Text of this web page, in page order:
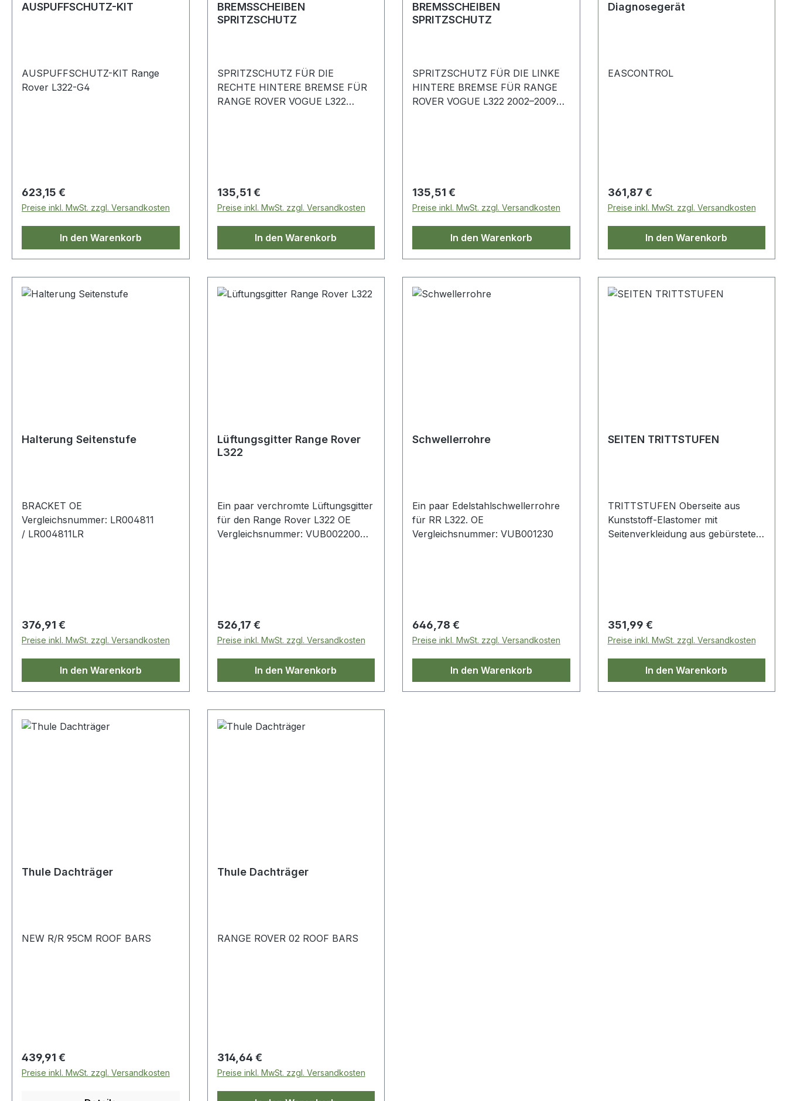
AUSPUFFSCHUTZ-KIT
AUSPUFFSCHUTZ-KIT Range
Rover L322-G4
Regulärer Preis:
623,15 €
Preise inkl. MwSt. zzgl. Versandkosten
In den Warenkorb
BREMSSCHEIBEN
SPRITZSCHUTZ
SPRITZSCHUTZ FÜR DIE
RECHTE HINTERE BREMSE FÜR
RANGE ROVER VOGUE L322
Regulärer Preis:
135,51 €
Preise inkl. MwSt. zzgl. Versandkosten
In den Warenkorb
BREMSSCHEIBEN
SPRITZSCHUTZ
SPRITZSCHUTZ FÜR DIE LINKE
HINTERE BREMSE FÜR RANGE
ROVER VOGUE L322 2002–2009
Regulärer Preis:
135,51 €
Preise inkl. MwSt. zzgl. Versandkosten
In den Warenkorb
Diagnosegerät
EASCONTROL
Regulärer Preis:
361,87 €
Preise inkl. MwSt. zzgl. Versandkosten
In den Warenkorb
Halterung Seitenstufe
BRACKET OE
Vergleichsnummer: LR004811
/ LR004811LR
Regulärer Preis:
376,91 €
Preise inkl. MwSt. zzgl. Versandkosten
In den Warenkorb
Lüftungsgitter Range Rover
L322
Ein paar verchromte Lüftungsgitter
für den Range Rover L322 OE
Vergleichsnummer: VUB002200M
Regulärer Preis:
526,17 €
Preise inkl. MwSt. zzgl. Versandkosten
In den Warenkorb
Schwellerrohre
Ein paar Edelstahlschwellerrohre
für RR L322. OE
Vergleichsnummer: VUB001230
Regulärer Preis:
646,78 €
Preise inkl. MwSt. zzgl. Versandkosten
In den Warenkorb
SEITEN TRITTSTUFEN
TRITTSTUFEN Oberseite aus
Kunststoff-Elastomer mit
Seitenverkleidung aus gebürstetem
Regulärer Preis:
351,99 €
Preise inkl. MwSt. zzgl. Versandkosten
In den Warenkorb
Thule Dachträger
NEW R/R 95CM ROOF BARS
Regulärer Preis:
439,91 €
Preise inkl. MwSt. zzgl. Versandkosten
Thule Dachträger
RANGE ROVER 02 ROOF BARS
Regulärer Preis:
314,64 €
Preise inkl. MwSt. zzgl. Versandkosten